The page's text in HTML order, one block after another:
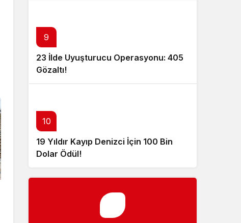
9
23 İlde Uyuşturucu Operasyonu: 405
Gözaltı!
10
19 Yıldır Kayıp Denizci İçin 100 Bin
Dolar Ödül!